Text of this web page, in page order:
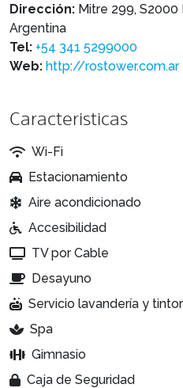
Dirección: Mitre 299, S2000
Argentina
Tel: +54 341 5299000
Web: http://rostower.com.ar
Caracteristicas
Wi-Fi
Estacionamiento
Aire acondicionado
Accesibilidad
TV por Cable
Desayuno
Servicio lavandería y
Spa
Gimnasio
Caja de Seguridad